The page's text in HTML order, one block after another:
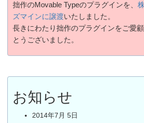
拙作のMovable Typeのプラグインを、
ズマインに譲渡いたしました。
長きにわたり拙作のプラグインをご愛
とうございました。
お知らせ
2014年7月 5日